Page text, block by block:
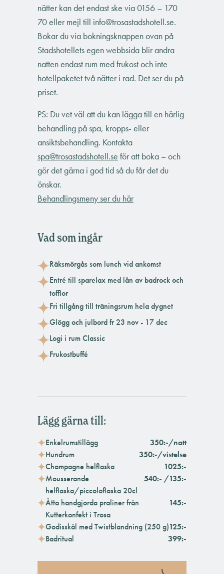
nätter kan det endast ske via 0156 – 170
70 eller mejl till info@trosastadshotell.se.
Bokar du via bokningsknappen ovan på
Stadshotellets egen webbsida blir andra
natten endast rum med frukost och inte
hotellpaketet två nätter i rad. Det ser du på
priset.
PS: Du vet väl att du kan lägga till en härlig
behandling på spa, kropps- eller
ansiktsbehandling. Kontakta
spa@trosastadshotell.se för att boka – och
gör det gärna i god tid så du får det du
önskar.
Behandlingsmeny ser du här
Vad som ingår
Räksmörgås som lunch vid ankomst
Entré till sparelax med lån av badrock och
tofflor
Fri tillgång till träningsrum hela dygnet
Glögg och julbord fr 23 nov - 17 dec
Logi i rum Classic
Frukostbuffé
Lägg gärna till:
Enkelrumstillägg
350:-/natt
Hundrum
350:-/vistelse
Champagne helflaska
1025:-
Mousserande
helflaska/piccoloflaska 20cl
540:- /135:-
Åtta handgjorda praliner från
Kutterkonfekt i Trosa
145:-
Godisskål med Twistblandning (250 g)125:-
Badritual
399:-